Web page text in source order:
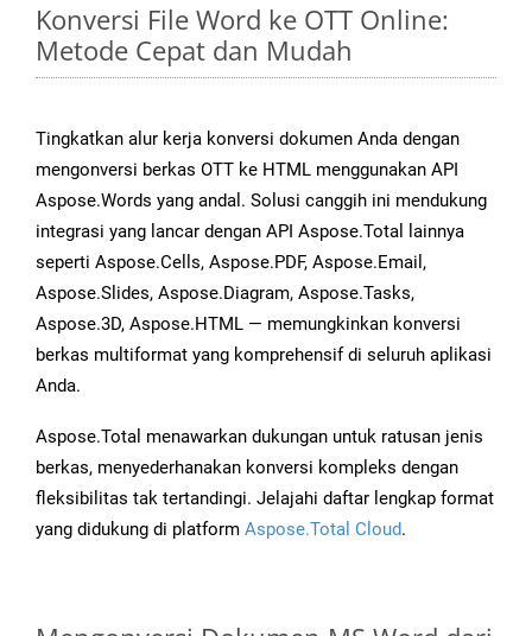
Konversi File Word ke OTT Online:
Metode Cepat dan Mudah
Tingkatkan alur kerja konversi dokumen Anda dengan
mengonversi berkas OTT ke HTML menggunakan API
Aspose.Words yang andal. Solusi canggih ini mendukung
integrasi yang lancar dengan API Aspose.Total lainnya
seperti Aspose.Cells, Aspose.PDF, Aspose.Email,
Aspose.Slides, Aspose.Diagram, Aspose.Tasks,
Aspose.3D, Aspose.HTML — memungkinkan konversi
berkas multiformat yang komprehensif di seluruh aplikasi
Anda.
Aspose.Total menawarkan dukungan untuk ratusan jenis
berkas, menyederhanakan konversi kompleks dengan
fleksibilitas tak tertandingi. Jelajahi daftar lengkap format
yang didukung di platform Aspose.Total Cloud.